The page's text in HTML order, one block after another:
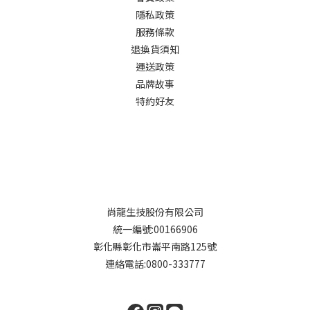
隱私政策
服務條款
退換貨須知
運送政策
品牌故事
特約好友
尚龍生技股份有限公司
統一編號:00166906
彰化縣彰化市崙平南路125號
連絡電話:0800-333777